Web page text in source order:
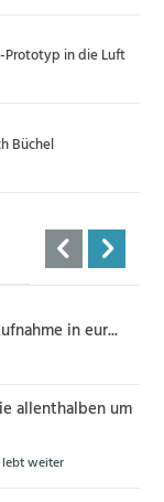
Prototyp in die Luft
Büchel
in eur...
allenthalben um
weiter